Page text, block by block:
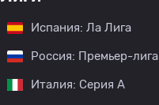
Испания: Ла Лига
Россия: Премьер-лига
Италия: Серия А